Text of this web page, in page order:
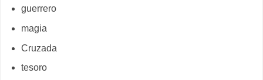
guerrero
magia
Cruzada
tesoro